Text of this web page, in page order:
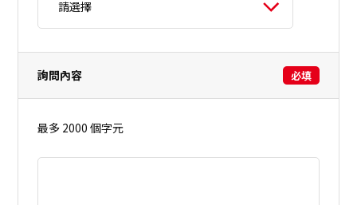
詢問內容 必填
最多 2000 個字元